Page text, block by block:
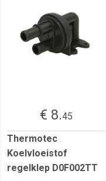
€ 8.45
Thermotec
Koelvloeistof
regelklep D0F002TT